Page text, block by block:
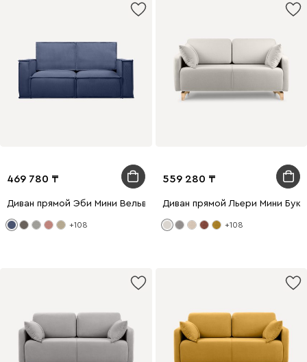
469 780
Диван прямой Эби Мини Вельвет Синий
+108
559 280
Диван прямой Льери Мини
+108